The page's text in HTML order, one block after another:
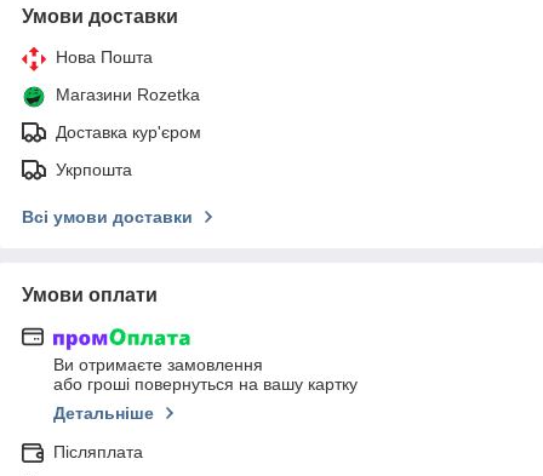
Умови доставки
Нова Пошта
Магазини Rozetka
Доставка кур'єром
Укрпошта
Всі умови доставки
Умови оплати
Ви отримаєте замовлення
або гроші повернуться на вашу картку
Детальніше
Післяплата